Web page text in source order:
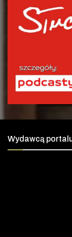
Wydawcą